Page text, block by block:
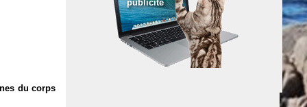
du corps
publicité